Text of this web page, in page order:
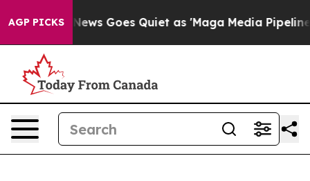
AGP PICKS
Fox News Goes Quiet as 'Maga Media Pipeline'